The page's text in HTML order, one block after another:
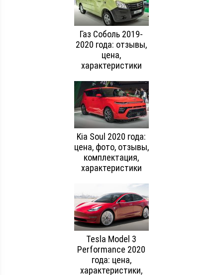
Газ Соболь 2019-
2020 года: отзывы,
цена,
характеристики
Kia Soul 2020 года:
цена, фото, отзывы,
комплектация,
характеристики
Tesla Model 3
Performance 2020
года: цена,
характеристики,